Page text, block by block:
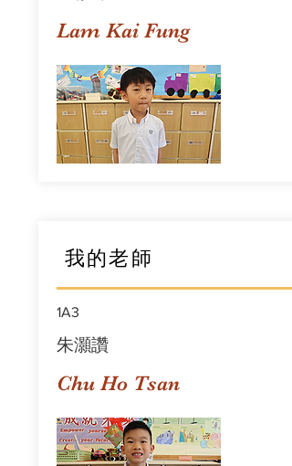
Lam Kai Fung
我的老師
1A3
朱灝讚
Chu Ho Tsan